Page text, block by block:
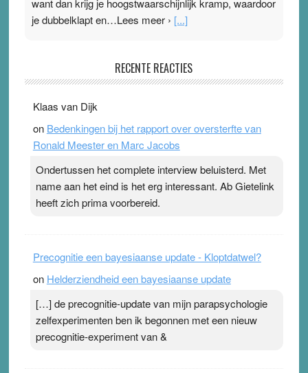
want dan krijg je hoogstwaarschijnlijk kramp, waardoor
je dubbelklapt en…Lees meer › [...]
Ward van Beek
topsporters. Ze hopen ermee hun hartslag te verlagen
terwijl ze meer zuurstof opnemen. Daarop heeft zo’n
pleister geen effect. Maar het gevoel ‘makkelijker te
Pleisterplakkers in de topspsort ›[...]
RECENTE REACTIES
Klaas van Dijk
on Bedenkingen bij het rapport over oversterfte van
Ronald Meester en Marc Jacobs
Ondertussen het complete interview beluisterd. Met
name aan het eind is het erg interessant. Ab Gietelink
heeft zich prima voorbereid.
Precognitie een bayesiaanse update - Kloptdatwel?
on Helderziendheid een bayesiaanse update
[…] de precognitie-update van mijn parapsychologie
zelfexperimenten ben ik begonnen met een nieuw
precognitie-experiment van &